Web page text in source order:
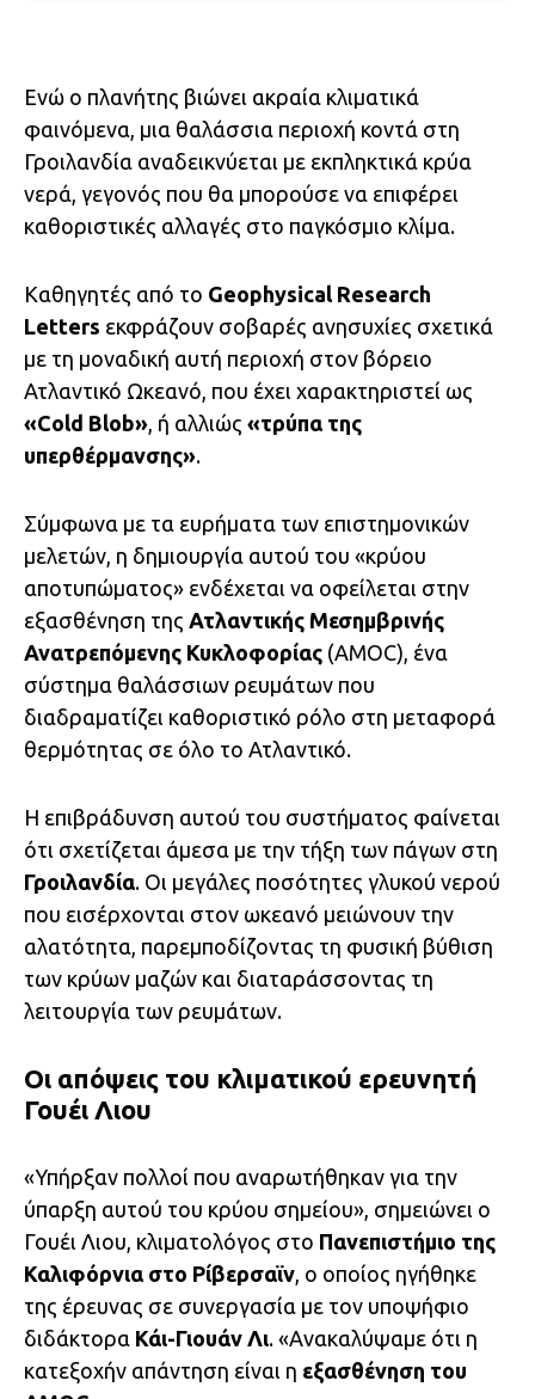
Ενώ ο πλανήτης βιώνει ακραία κλιματικά
φαινόμενα, μια θαλάσσια περιοχή κοντά στη
Γροιλανδία αναδεικνύεται με εκπληκτικά κρύα
νερά, γεγονός που θα μπορούσε να επιφέρει
καθοριστικές αλλαγές στο παγκόσμιο κλίμα.
Καθηγητές από το Geophysical Research
Letters εκφράζουν σοβαρές ανησυχίες σχετικά
με τη μοναδική αυτή περιοχή στον βόρειο
Ατλαντικό Ωκεανό, που έχει χαρακτηριστεί ως
«Cold Blob», ή αλλιώς «τρύπα της
υπερθέρμανσης».
Σύμφωνα με τα ευρήματα των επιστημονικών
μελετών, η δημιουργία αυτού του «κρύου
αποτυπώματος» ενδέχεται να οφείλεται στην
εξασθένηση της Ατλαντικής Μεσημβρινής
Ανατρεπόμενης Κυκλοφορίας (AMOC), ένα
σύστημα θαλάσσιων ρευμάτων που
διαδραματίζει καθοριστικό ρόλο στη μεταφορά
θερμότητας σε όλο το Ατλαντικό.
Η επιβράδυνση αυτού του συστήματος φαίνεται
ότι σχετίζεται άμεσα με την τήξη των πάγων στη
Γροιλανδία. Οι μεγάλες ποσότητες γλυκού νερού
που εισέρχονται στον ωκεανό μειώνουν την
αλατότητα, παρεμποδίζοντας τη φυσική βύθιση
των κρύων μαζών και διαταράσσοντας τη
λειτουργία των ρευμάτων.
Οι απόψεις του κλιματικού ερευνητή
Γουέι Λιου
«Υπήρξαν πολλοί που αναρωτήθηκαν για την
ύπαρξη αυτού του κρύου σημείου», σημειώνει ο
Γουέι Λιου, κλιματολόγος στο Πανεπιστήμιο της
Καλιφόρνια στο Ρίβερσαϊν, ο οποίος ηγήθηκε
της έρευνας σε συνεργασία με τον υποψήφιο
διδάκτορα Κάι-Γιουάν Λι. «Ανακαλύψαμε ότι η
κατεξοχήν απάντηση είναι η εξασθένηση του